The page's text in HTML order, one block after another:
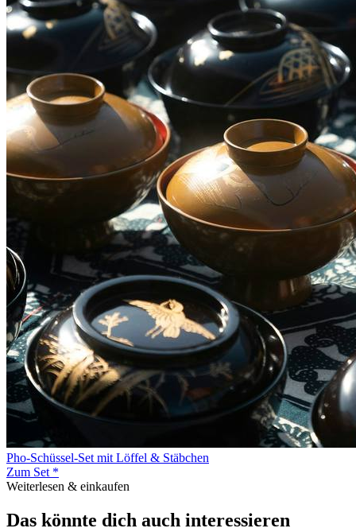
Pho-Schüssel-Set mit Löffel & Stäbchen
Zum Set *
Weiterlesen & einkaufen
Das könnte dich auch interessieren